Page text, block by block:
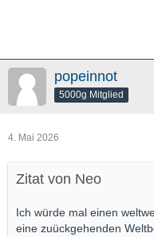
popeinnot
5000g Mitglied
4. Mai 2026
Zitat von Neo
Ich würde mal einen
eine zuückgehenden